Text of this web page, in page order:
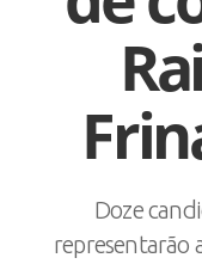
Doze
representarão